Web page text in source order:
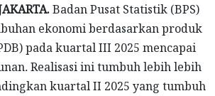
Badan Pusat Statistik (BPS)
ekonomi berdasarkan produk
pada kuartal III 2025 mencapai
.Realisasi ini tumbuh lebih lebih
kuartal II 2025 yang tumbuh